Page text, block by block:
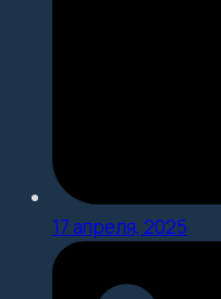
17 апреля, 2025